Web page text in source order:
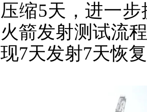
压缩5天，进一
火箭发射测试流
现7天发射7天恢